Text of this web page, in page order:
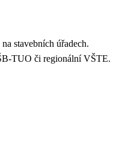
stavebních úřadech.
TUO či regionální VŠTE.